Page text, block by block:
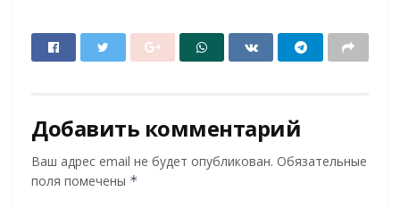
Добавить комментарий
Ваш адрес email не будет опубликован. Обязательные
поля помечены *